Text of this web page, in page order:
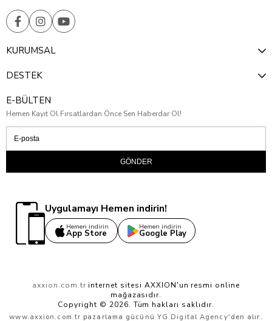
KURUMSAL
DESTEK
E-BÜLTEN
Hemen Kayıt Ol Fırsatlardan Önce Sen Haberdar Ol!
GÖNDER
Uygulamayı Hemen indirin!
Hemen indirin
App Store
Hemen indirin
Google Play
axxion.com.tr internet sitesi AXXION'un resmi online
mağazasıdır.
Copyright © 2026. Tüm hakları saklıdır.
www.axxion.com.tr pazarlama gücünü YG Digital Agency'den alır.